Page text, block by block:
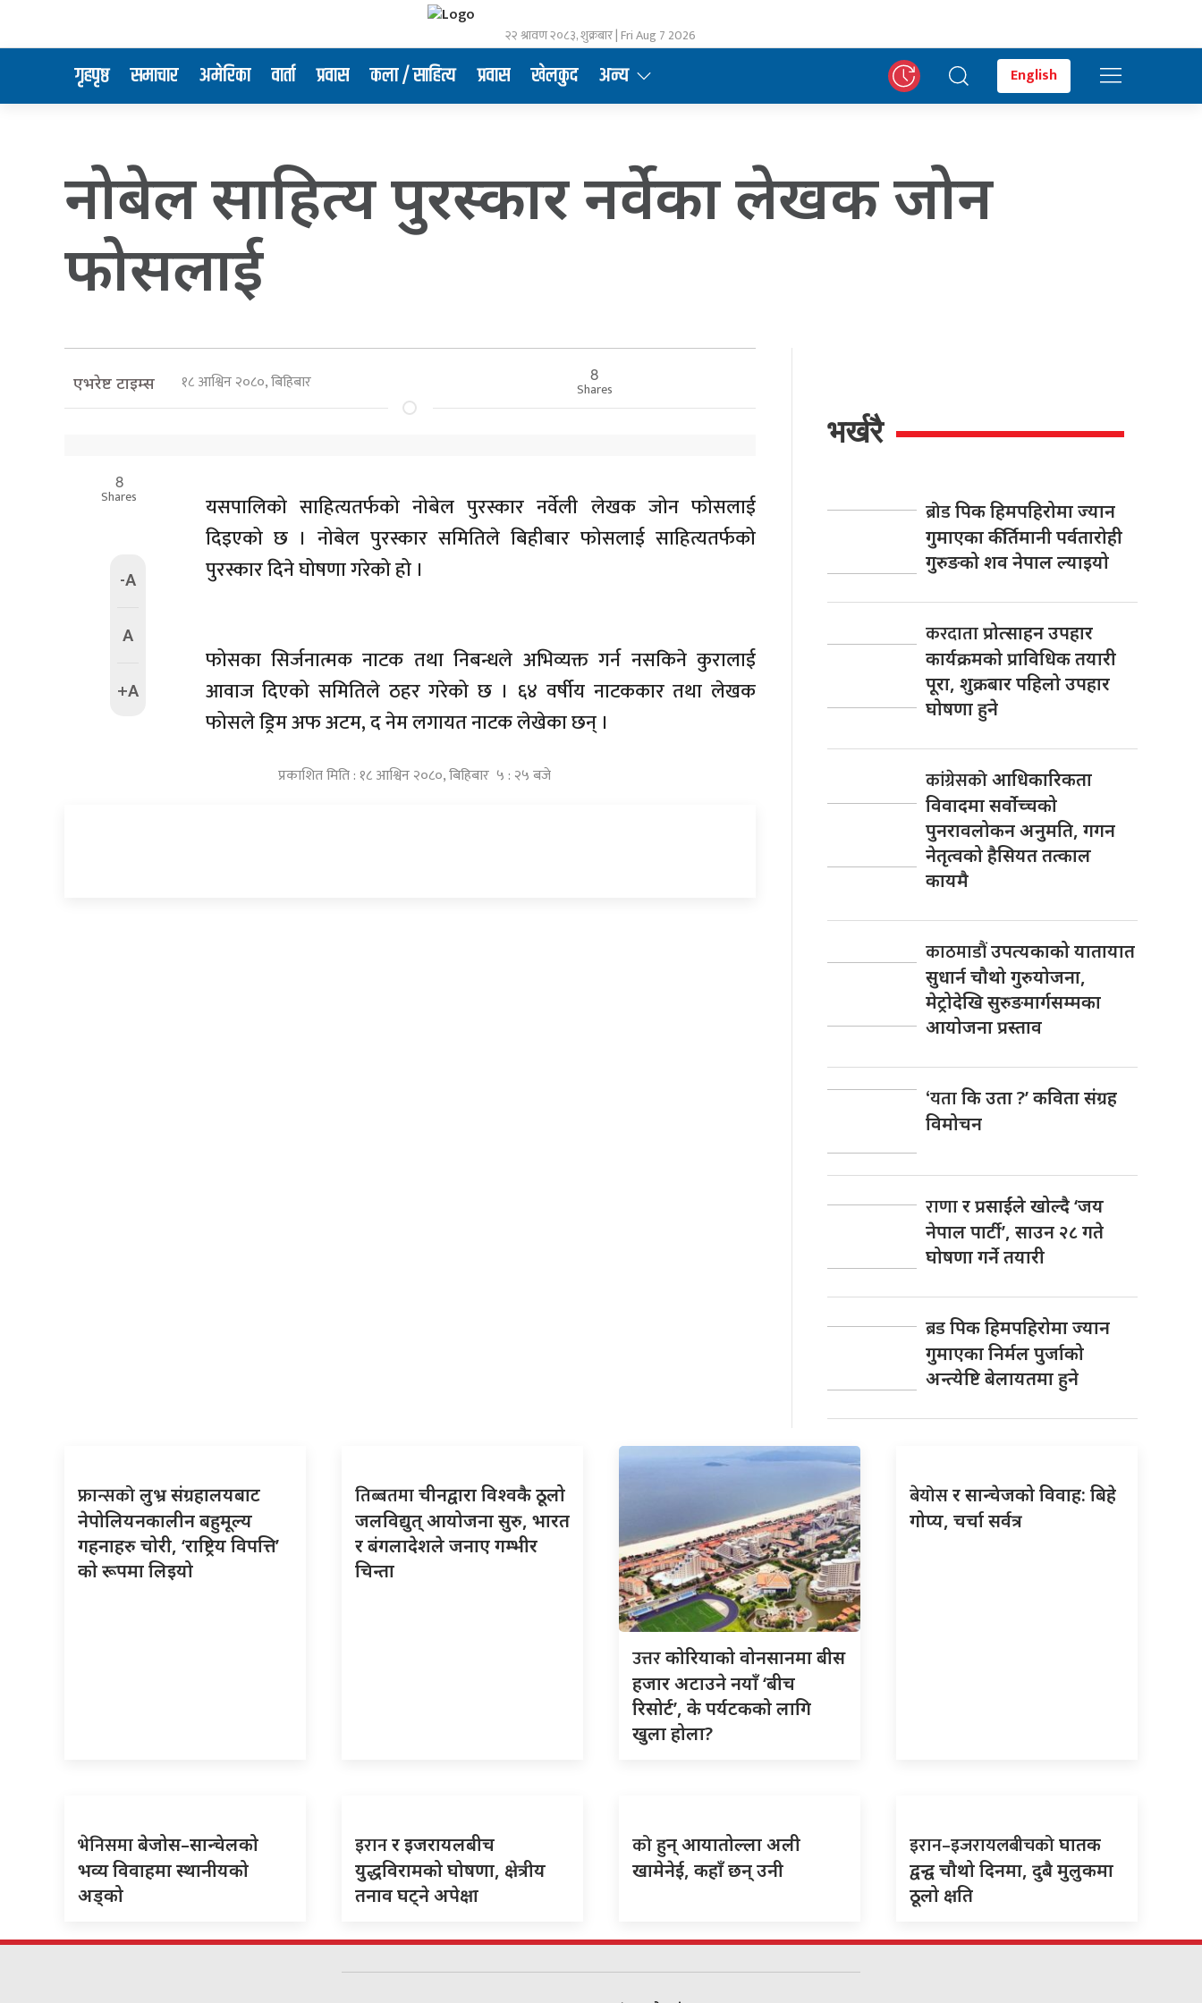
२२ श्रावण २०८३, शुक्रबार | Fri Aug 7 2026
गृहपृष्ठ समाचार अमेरिका वार्ता प्रवास कला / साहित्य प्रवास खेलकुद अन्य English
नोबेल साहित्य पुरस्कार नर्वेका लेखक जोन
फोसलाई
एभरेष्ट टाइम्स १८ आश्विन २०८०, बिहिबार 8
Shares
8
Shares
-A
A
+A
यसपालिको साहित्यतर्फको नोबेल पुरस्कार नर्वेली लेखक जोन फोसलाई
दिइएको छ । नोबेल पुरस्कार समितिले बिहीबार फोसलाई साहित्यतर्फको
पुरस्कार दिने घोषणा गरेको हो ।
फोसका सिर्जनात्मक नाटक तथा निबन्धले अभिव्यक्त गर्न नसकिने कुरालाई
आवाज दिएको समितिले ठहर गरेको छ । ६४ वर्षीय नाटककार तथा लेखक
फोसले ड्रिम अफ अटम, द नेम लगायत नाटक लेखेका छन् ।
प्रकाशित मिति : १८ आश्विन २०८०, बिहिबार ५ : २५ बजे
भर्खरै
ब्रोडपिक हिमपहिरोमा ज्यान
गुमाएका कीर्तिमानी पर्वतारोही
गुरुङको शव नेपाल ल्याइयो
करदाताप्रोत्साहन उपहार
कार्यक्रमको प्राविधिक तयारी
पूरा, शुक्रबार पहिलो उपहार
घोषणा हुने
कांग्रेसकोआधिकारिकता
विवादमा सर्वोच्चको
पुनरावलोकन अनुमति, गगन
नेतृत्वको हैसियत तत्काल
कायमै
काठमाडौंउपत्यकाको यातायात
सुधार्न चौथो गुरुयोजना,
मेट्रोदेखि सुरुङमार्गसम्मका
आयोजना प्रस्ताव
‘यताकि उता ?’ कविता संग्रह
विमोचन
राणार प्रसाईंले खोल्दै ‘जय
नेपाल पार्टी’, साउन २८ गते
घोषणा गर्ने तयारी
ब्रडपिक हिमपहिरोमा ज्यान
गुमाएका निर्मल पुर्जाको
अन्त्येष्टि बेलायतमा हुने
फ्रान्सकोलुभ्र संग्रहालयबाट
नेपोलियनकालीन बहुमूल्य
गहनाहरु चोरी, ‘राष्ट्रिय विपत्ति’
को रूपमा लिइयो
तिब्बतमाचीनद्वारा विश्वकै ठूलो
जलविद्युत् आयोजना सुरु, भारत
र बंगलादेशले जनाए गम्भीर
चिन्ता
उत्तरकोरियाको वोनसानमा बीस
हजार अटाउने नयाँ ‘बीच
रिसोर्ट’, के पर्यटकको लागि
खुला होला?
बेयोसर सान्चेजको विवाह: बिहे
गोप्य, चर्चा सर्वत्र
भेनिसमाबेजोस–सान्चेलको
भव्य विवाहमा स्थानीयको
अड्को
इरानर इजरायलबीच
युद्धविरामको घोषणा, क्षेत्रीय
तनाव घट्ने अपेक्षा
कोहुन् आयातोल्ला अली
खामेनेई, कहाँ छन् उनी
इरान–इजरायलबीचकोघातक
द्वन्द्व चौथो दिनमा, दुबै मुलुकमा
ठूलो क्षति